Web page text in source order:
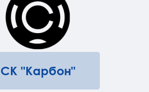
СК "Карбон"